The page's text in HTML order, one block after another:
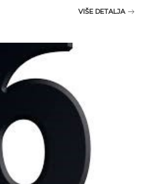
VIŠE DETALJA